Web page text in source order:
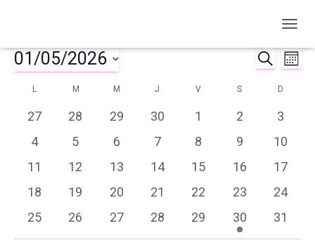
Évènements
de
vues
MOIS
01/05/2026
date.
Calendrier
Évènements
LLUNDI M M MERCREDI
J V VENDREDI
S D
0
évènements
27
0
évènements
28
0
évènements
29
0
évènements
30
0
évènements
1
0
évènements
2
0
3
0
évènements
4
0
évènements
5
0
évènements
6
0
évènements
7
0
évènements
8
0
évènements
9
0
10
0
évènements
11
0
évènements
12
0
évènements
13
0
évènements
14
0
évènements
15
0
évènements
16
0
17
0
évènements
18
0
évènements
19
0
évènements
20
0
évènements
21
0
évènements
22
0
évènements
23
0
24
0
évènements
25
0
évènements
26
0
évènements
27
0
évènements
28
0
évènements
29
1
évènement
30
0
31